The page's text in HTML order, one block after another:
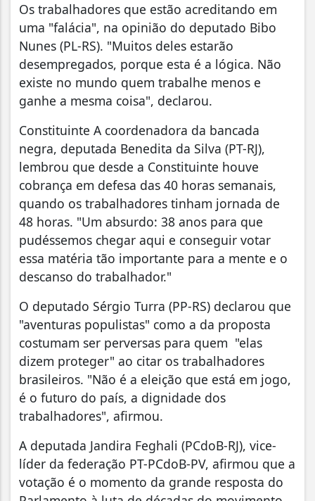
Os trabalhadores que estão acreditando em
uma "falácia", na opinião do deputado Bibo
Nunes (PL-RS). "Muitos deles estarão
desempregados, porque esta é a lógica. Não
existe no mundo quem trabalhe menos e
ganhe a mesma coisa", declarou.
Constituinte A coordenadora da bancada
negra, deputada Benedita da Silva (PT-RJ),
lembrou que desde a Constituinte houve
cobrança em defesa das 40 horas semanais,
quando os trabalhadores tinham jornada de
48 horas. "Um absurdo: 38 anos para que
pudéssemos chegar aqui e conseguir votar
essa matéria tão importante para a mente e o
descanso do trabalhador."
O deputado Sérgio Turra (PP-RS) declarou que
"aventuras populistas" como a da proposta
costumam ser perversas para quem "elas
dizem proteger" ao citar os trabalhadores
brasileiros. "Não é a eleição que está em jogo,
é o futuro do país, a dignidade dos
trabalhadores", afirmou.
A deputada Jandira Feghali (PCdoB-RJ), vice-
líder da federação PT-PCdoB-PV, afirmou que a
votação é o momento da grande resposta do